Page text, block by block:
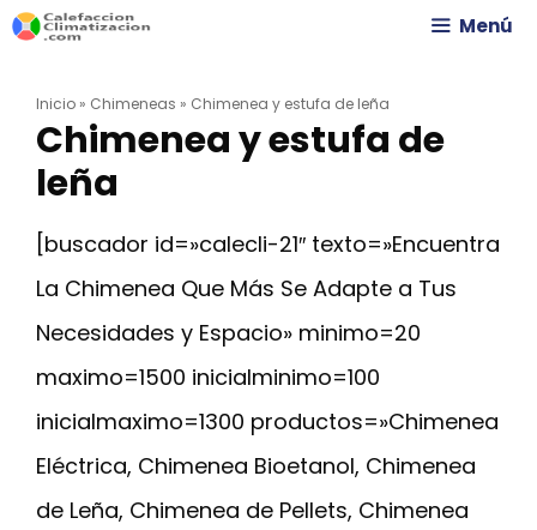
Saltar
contenido
Menú
Inicio » Chimeneas » Chimenea y estufa de leña
Chimenea y estufa de
leña
[buscador id=»calecli-21″ texto=»Encuentra
La Chimenea Que Más Se Adapte a Tus
Necesidades y Espacio» minimo=20
maximo=1500 inicialminimo=100
inicialmaximo=1300 productos=»Chimenea
Eléctrica, Chimenea Bioetanol, Chimenea
de Leña, Chimenea de Pellets, Chimenea